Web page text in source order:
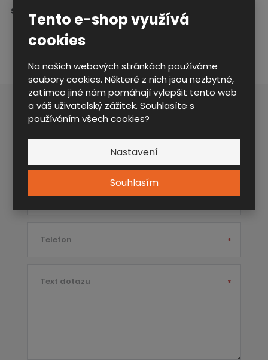
Tento e-shop využívá
cookies
Na našich webových stránkách používáme
soubory cookies. Některé z nich jsou nezbytné,
zatímco jiné nám pomáhají vylepšit tento web
a váš uživatelský zážitek. Souhlasíte s
používáním všech cookies?
Nastavení
Souhlasím
spolupráce?
Kontaktujte nás
Firma / Jméno a příjmení
E-mail *
Telefon *
Text dotazu *